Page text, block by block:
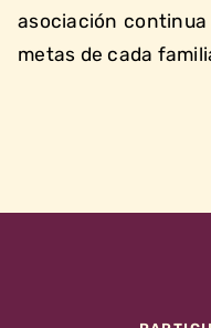
asociación
metas de cada